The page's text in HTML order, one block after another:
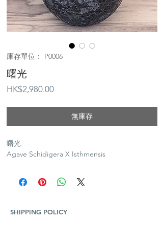
庫存單位： P0006
曙光
HK$2,980.00價
無庫存
曙光
Agave Schidigera X Isthmensis
SHIPPING POLICY